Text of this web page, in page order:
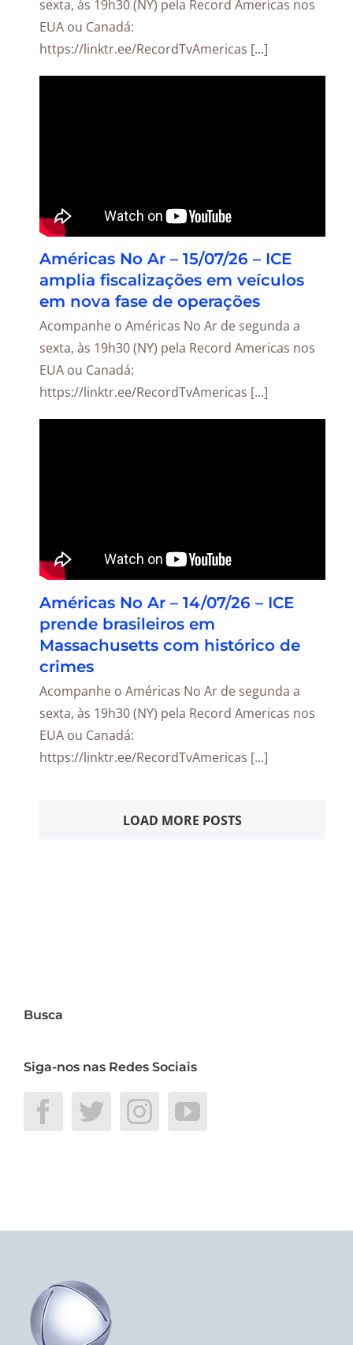
sexta, às 19h30 (NY) pela Record Americas nos
EUA ou Canadá:
https://linktr.ee/RecordTvAmericas [...]
Américas No Ar – 15/07/26 – ICE
amplia fiscalizações em veículos
em nova fase de operações
Acompanhe o Américas No Ar de segunda a
sexta, às 19h30 (NY) pela Record Americas nos
EUA ou Canadá:
https://linktr.ee/RecordTvAmericas [...]
Américas No Ar – 14/07/26 – ICE
prende brasileiros em
Massachusetts com histórico de
crimes
Acompanhe o Américas No Ar de segunda a
sexta, às 19h30 (NY) pela Record Americas nos
EUA ou Canadá:
https://linktr.ee/RecordTvAmericas [...]
LOAD MORE POSTS
Busca
Siga-nos nas Redes Sociais